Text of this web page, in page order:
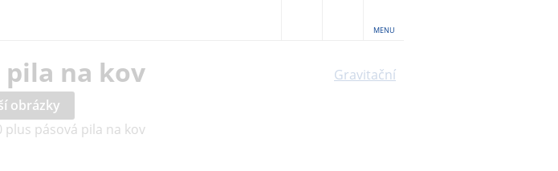
MENU
Gravitační
pila na kov
obrázky